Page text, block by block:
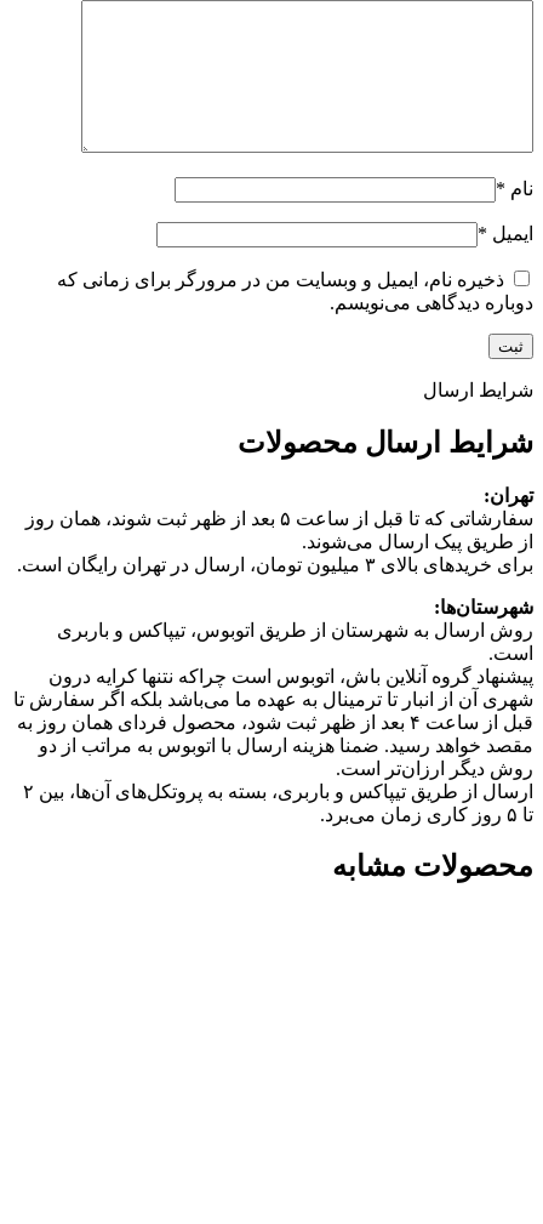
نام *
ایمیل *
ذخیره نام، ایمیل و وبسایت من در مرورگر برای زمانی که
دوباره دیدگاهی می‌نویسم.
شرایط ارسال
شرایط ارسال محصولات
تهران:
سفارشاتی که تا قبل از ساعت ۵ بعد از ظهر ثبت شوند، همان روز
از طریق پیک ارسال می‌شوند.
برای خریدهای بالای ۳ میلیون تومان، ارسال در تهران رایگان است.
شهرستان‌ها:
روش ارسال به شهرستان از طریق اتوبوس، تیپاکس و باربری
است.
پیشنهاد گروه آنلاین باش، اتوبوس است چرا‌که نتنها کرایه درون
شهری آن از انبار تا ترمینال به عهده ما می‌باشد بلکه اگر سفارش تا
قبل از ساعت ۴ بعد از ظهر ثبت شود، محصول فردای همان روز به
مقصد خواهد رسید. ضمنا هزینه ارسال با اتوبوس به مراتب از دو
روش دیگر ارزان‌تر است.
ارسال از طریق تیپاکس و باربری، بسته به پروتکل‌های آن‌ها، بین ۲
تا ۵ روز کاری زمان می‌برد.
محصولات مشابه